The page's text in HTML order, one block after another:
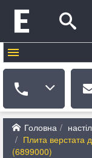
Головна
Плита верстата
(6899000)